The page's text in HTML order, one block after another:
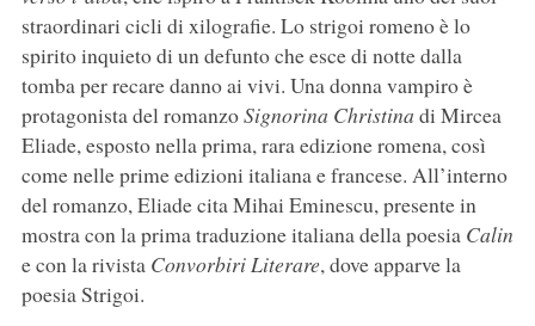
straordinari cicli di xilografie. Lo strigoi romeno è lo
spirito inquieto di un defunto che esce di notte dalla
tomba per recare danno ai vivi. Una donna vampiro è
protagonista del romanzoSignorina Christina di Mircea
Eliade, esposto nella prima, rara edizione romena, così
come nelle prime edizioni italiana e francese. All’interno
del romanzo, Eliade cita Mihai Eminescu, presente in
mostra con la prima traduzione italiana della poesia Calin
e con la rivista Convorbiri Literare, dove apparve la
poesia Strigoi.